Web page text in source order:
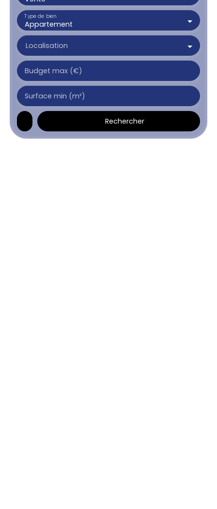
Appartement
Type de bien
Localisation
Budget max (€)
Surface min (m²)
Rechercher